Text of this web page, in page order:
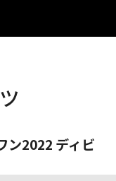
ン2022 ディビ